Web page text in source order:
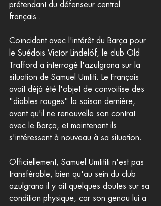
prétendant du défenseur central
français .
Coïncidant avec l'intérêt du Barça pour
le Suédois Victor Lindelöf, le club Old
Trafford a interrogé l'azulgrana sur la
situation de Samuel Umtiti. Le Français
avait déjà été l'objet de convoitise des
"diables rouges" la saison dernière,
avant qu'il ne renouvelle son contrat
avec le Barça, et maintenant ils
s'intéressent à nouveau à sa situation.
Officiellement, Samuel Umtititi n'est pas
transférable, bien qu'au sein du club
azulgrana il y ait quelques doutes sur sa
condition physique, car son genou lui a